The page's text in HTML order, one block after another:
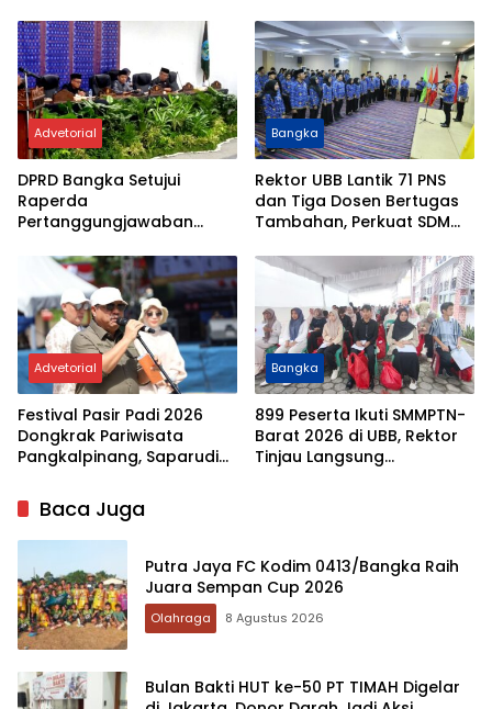
Pengelolaan SDA Berbasis
Ilmu Pengetahuan
Mineral Strategis
Advetorial
DPRD Bangka Setujui
Raperda
Pertanggungjawaban
Sampaikan Rancangan
KUA-PPAS 2027
Bangka
Rektor UBB Lantik 71 PNS
dan Tiga Dosen Bertugas
Tambahan, Perkuat SDM
Advetorial
Festival Pasir Padi 2026
Dongkrak Pariwisata
Pangkalpinang, Saparudin
Ekonomi bagi Masyarakat
Bangka
899 Peserta Ikuti SMMPTN-
Barat 2026 di UBB, Rektor
Tinjau Langsung
Baca Juga
Putra Jaya FC Kodim 0413/Bangka Raih
Juara Sempan Cup 2026
Olahraga 8 Agustus 2026
Bulan Bakti HUT ke-50 PT TIMAH Digelar